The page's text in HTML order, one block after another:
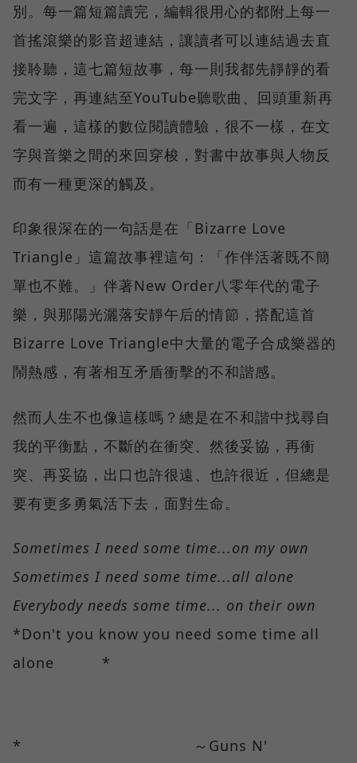
別。每一篇短篇讀完，編輯很用心的都附上每一
首搖滾樂的影音超連結，讓讀者可以連結過去直
接聆聽，這七篇短故事，每一則我都先靜靜的看
完文字，再連結至YouTube聽歌曲、回頭重新再
看一遍，這樣的數位閱讀體驗，很不一樣，在文
字與音樂之間的來回穿梭，對書中故事與人物反
而有一種更深的觸及。
印象很深在的一句話是在「Bizarre Love
Triangle」這篇故事裡這句：「作伴活著既不簡
單也不難。」伴著New Order八零年代的電子
樂，與那陽光灑落安靜午后的情節，搭配這首
Bizarre Love Triangle中大量的電子合成樂器的
鬧熱感，有著相互矛盾衝擊的不和諧感。
然而人生不也像這樣嗎？總是在不和諧中找尋自
我的平衡點，不斷的在衝突、然後妥協，再衝
突、再妥協，出口也許很遠、也許很近，但總是
要有更多勇氣活下去，面對生命。
Sometimes I need some time...on my own
Sometimes I need some time...all alone
Everybody needs some time... on their own
*Don't you know you need some time all
alone *
* ～Guns N'